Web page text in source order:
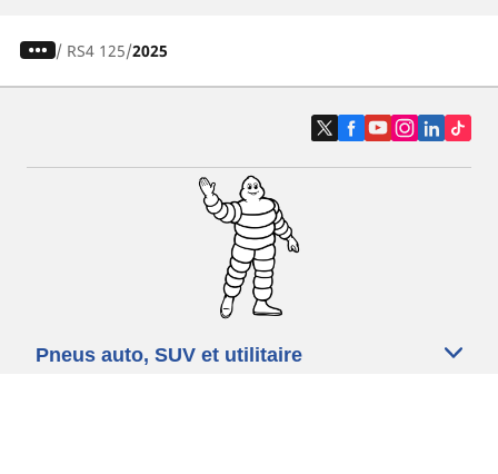
/ RS4 125 2025
Pneus auto, SUV et utilitaire